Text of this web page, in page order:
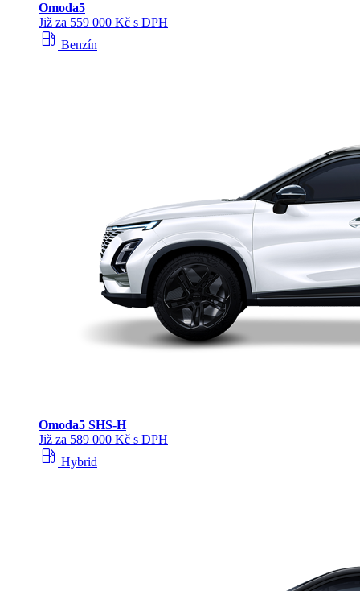
Omoda5
Již za 559 000 Kč s DPH
local_gas_station Benzín
Omoda5 SHS‑H
Již za 589 000 Kč s DPH
local_gas_station Hybrid